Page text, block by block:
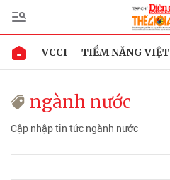
VCCI TIỀM NĂNG VIỆT
ngành nước
Cập nhập tin tức ngành nước